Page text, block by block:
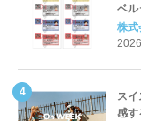
ベル
対応
株式
ス
感す